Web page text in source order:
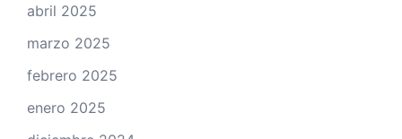
abril 2025
marzo 2025
febrero 2025
enero 2025